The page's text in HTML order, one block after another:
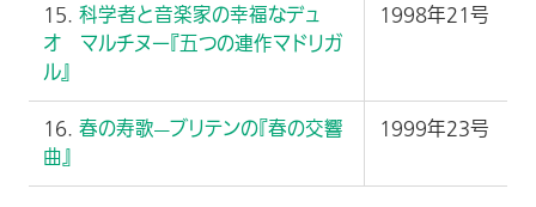
15. 科学者と音楽家の幸福なデュ
オ マルチヌー『五つの連作マドリガ
ル』
1998年21号
16. 春の寿歌—ブリテンの『春の交響
曲』
1999年23号